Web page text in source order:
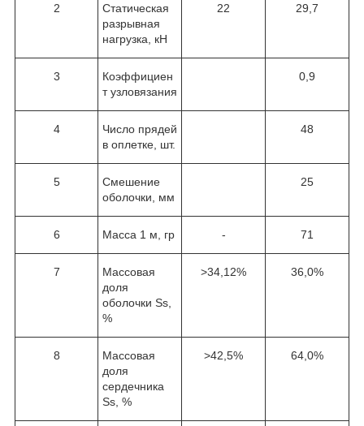
2
Статическая
разрывная
нагрузка, кН
22 29,7
3
Коэффициен
т узловязания
0,9
4
Число прядей
в оплетке, шт.
48
5
Смешение
оболочки, мм
25
6 Масса 1 м, гр - 71
7
Массовая
доля
оболочки Ss,
%
>34,12% 36,0%
8
Массовая
доля
сердечника
Ss, %
>42,5% 64,0%